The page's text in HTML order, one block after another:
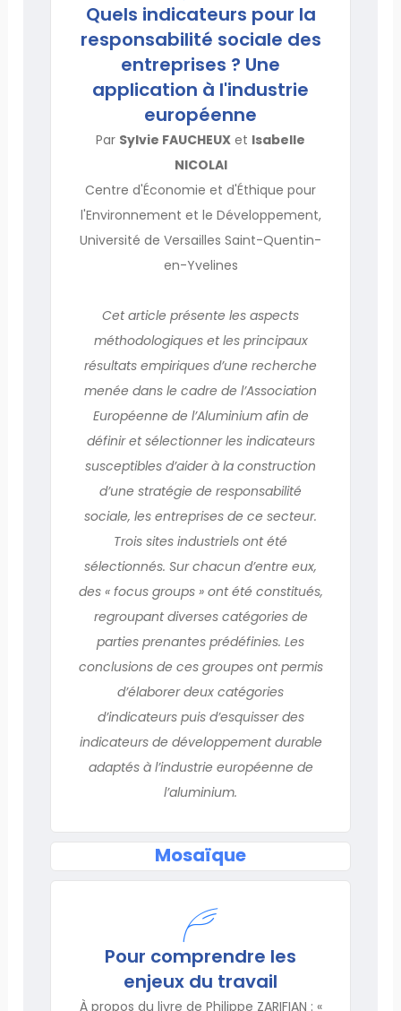
Quels indicateurs pour la
responsabilité sociale des
entreprises ? Une
application à l'industrie
européenne
Par Sylvie FAUCHEUX et Isabelle
NICOLAI
Centre d'Économie et d'Éthique pour
l'Environnement et le Développement,
Université de Versailles Saint-Quentin-
en-Yvelines
Cet article présente les aspects
méthodologiques et les principaux
résultats empiriques d’une recherche
menée dans le cadre de l’Association
Européenne de l’Aluminium afin de
définir et sélectionner les indicateurs
susceptibles d’aider à la construction
d’une stratégie de responsabilité
sociale, les entreprises de ce secteur.
Trois sites industriels ont été
sélectionnés. Sur chacun d’entre eux,
des « focus groups » ont été constitués,
regroupant diverses catégories de
parties prenantes prédéfinies. Les
conclusions de ces groupes ont permis
d’élaborer deux catégories
d’indicateurs puis d’esquisser des
indicateurs de développement durable
adaptés à l’industrie européenne de
l’aluminium.
Mosaïque
Pour comprendre les
enjeux du travail
À propos du livre de Philippe ZARIFIAN : «